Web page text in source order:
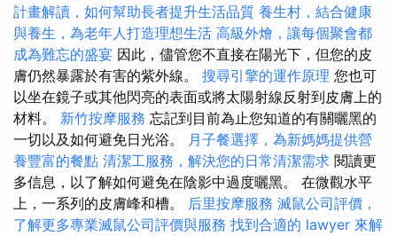
計畫解讀，如何幫助長者提升生活品質 養生村，結合健康
與養生，為老年人打造理想生活 高級外燴，讓每個聚會都
成為難忘的盛宴 因此，儘管您不直接在陽光下，但您的皮
膚仍然暴露於有害的紫外線。 搜尋引擎的運作原理 您也可
以坐在鏡子或其他閃亮的表面或將太陽射線反射到皮膚上的
材料。 新竹按摩服務 忘記到目前為止您知道的有關曬黑的
一切以及如何避免日光浴。 月子餐選擇，為新媽媽提供營
養豐富的餐點 清潔工服務，解決您的日常清潔需求 閱讀更
多信息，以了解如何避免在陰影中過度曬黑。 在微觀水平
上，一系列的皮膚峰和槽。 后里按摩服務 滅鼠公司評價，
了解更多專業滅鼠公司評價與服務 找到合適的 lawyer 來解